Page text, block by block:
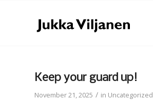
Keep your guard up!
November 21, 2025 / in Uncategorized